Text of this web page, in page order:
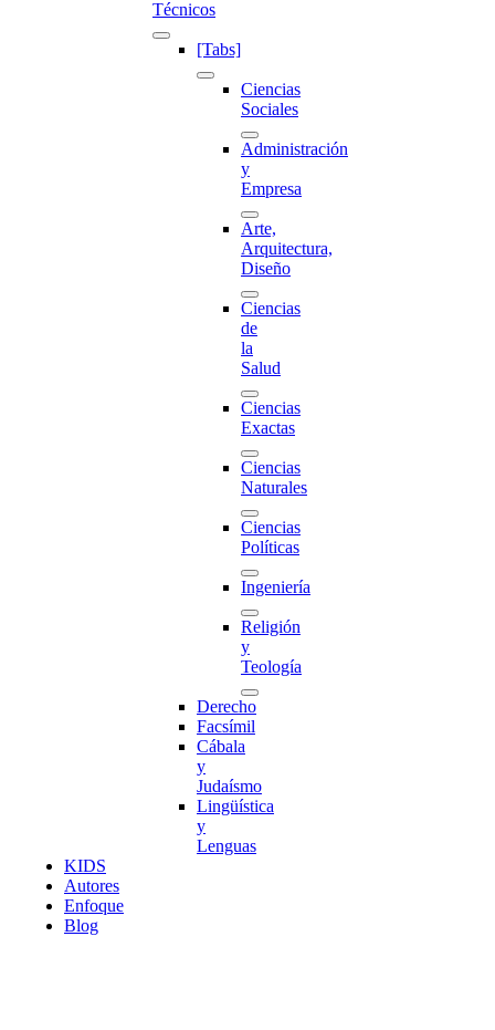
Técnicos
[Tabs]
Ciencias
Sociales
Administración
y
Empresa
Arte,
Arquitectura,
Diseño
Ciencias
de
la
Salud
Ciencias
Exactas
Ciencias
Naturales
Ciencias
Políticas
Ingeniería
Religión
y
Teología
Derecho
Facsímil
Cábala
y
Judaísmo
Lingüística
y
Lenguas
KIDS
Autores
Enfoque
Blog